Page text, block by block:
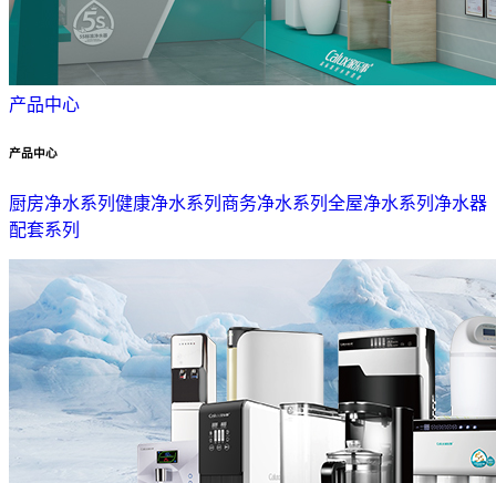
产品中心
产品中心
厨房净水系列 健康净水系列 商务净水系列 全屋净水系列 净水器
配套系列